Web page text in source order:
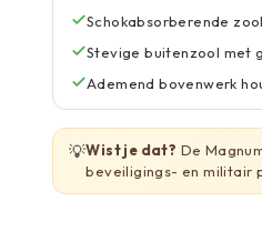
Schokabsorberende
Stevige buitenzool met
Ademend bovenwerk
💡Wist je dat? De
beveiligings- en militair